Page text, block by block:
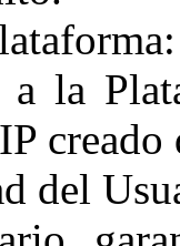
a la
creado
del